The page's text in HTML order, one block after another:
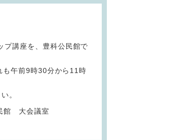
プ講座を、豊科公民館で
も午前9時30分から11時
。
館 大会議室